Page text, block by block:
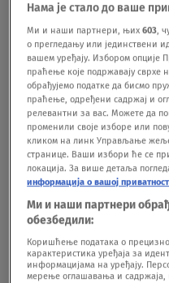
Jedna
radara: Da
vojske u
SVET25.12.24.
Postrojili ih
snimak
zarobljenika
SVET02.10.24.
Ukrajina
vojnu bazu:
SVET18.09.24.
Нама је стало до ваше
Ми и наши партнери, њих603,
о прегледању или јединствени
вашем уређају. Избором опције
праћење које подржавају
обрађујемо податке да бисмо
праћење, одређени садржај и
релевантни за вас. Можете да
променили своје изборе или
кликом на линк Управљање
странице. Ваши избори ће се
локација. За више детаља
информација о вашој
Ми и наши партнери
обезбедили:
Коришћење података о
карактеристика уређаја за
информацијама на уређају.
мерење оглашавања и садржаја,